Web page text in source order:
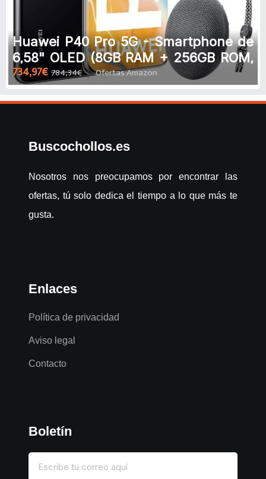
Huawei P40 Pro 5G - Smartphone de
6,58" OLED (8GB RAM + 256GB ROM,
Cámaras Leica (50+40+12+TOF), zo
734,97€ 784,34€ Ofertas Amazon
Buscochollos.es
Nosotros nos preocupamos por encontrar las
ofertas, tú solo dedica el tiempo a lo que más te
gusta.
Enlaces
Política de privacidad
Aviso legal
Contacto
Boletín